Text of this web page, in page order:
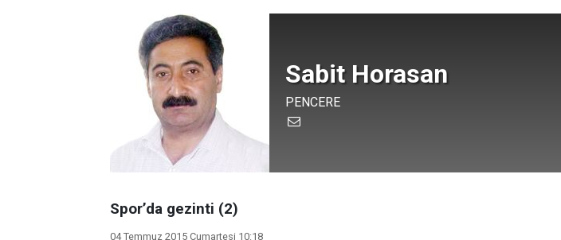
Sabit Horasan
PENCERE
Spor’da gezinti (2)
04 Temmuz 2015 Cumartesi 10:18